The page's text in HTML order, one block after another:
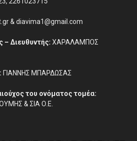
& diavima1@gmail.com
Διευθυντής: ΧΑΡΑΛΑΜΠΟΣ
ΓΙΑΝΝΗΣ ΜΠΑΡΔΩΣΑΣ
του ονόματος τομέα:
& ΣΙΑ Ο.Ε.